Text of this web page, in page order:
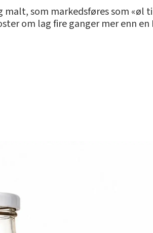
som markedsføres som «øl
om lag fire ganger mer enn en